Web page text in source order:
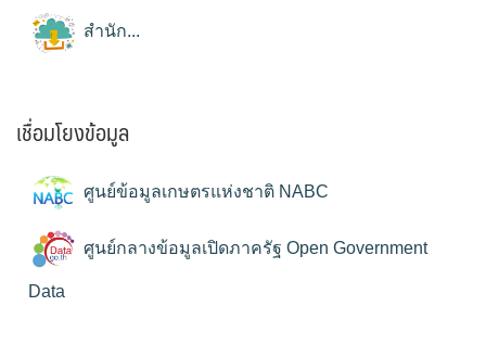
สำนัก...
เชื่อมโยงข้อมูล
ศูนย์ข้อมูลเกษตรแห่งชาติ NABC
ศูนย์กลางข้อมูลเปิดภาครัฐ Open Government
Data